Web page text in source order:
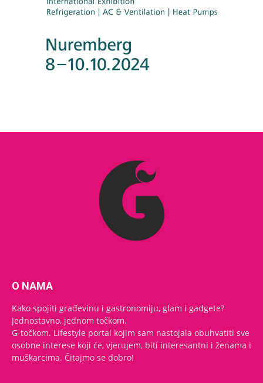
O NAMA
Kako spojiti građevinu i gastronomiju, glam i gadgete?
Jednostavno, jednom točkom.
G-točkom. Lifestyle portal kojim sam nastojala obuhvatiti sve
osobne interese koji će, vjerujem, biti interesantni i ženama i
muškarcima. Čitajmo se dobro!